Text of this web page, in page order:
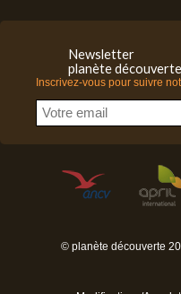
Newsletter
planète découverte
Inscrivez-vous pour suivre
© planète découverte